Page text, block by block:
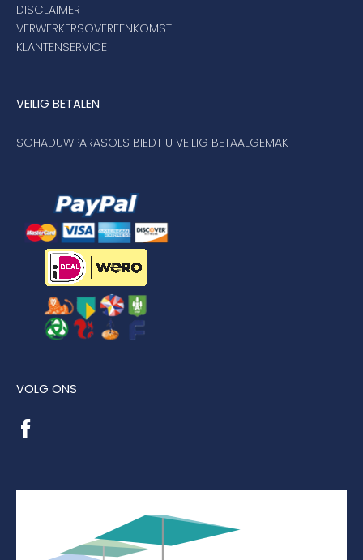
DISCLAIMER
VERWERKERSOVEREENKOMST
KLANTENSERVICE
VEILIG BETALEN
SCHADUWPARASOLS BIEDT U VEILIG BETAALGEMAK
VOLG ONS